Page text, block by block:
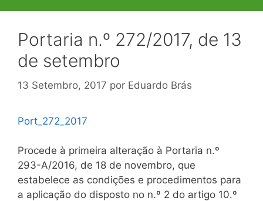
Portaria n.º 272/2017, de 13
de setembro
13 Setembro, 2017 por Eduardo Brás
Port_272_2017
Procede à primeira alteração à Portaria n.º
293-A/2016, de 18 de novembro, que
estabelece as condições e procedimentos para
a aplicação do disposto no n.º 2 do artigo 10.º